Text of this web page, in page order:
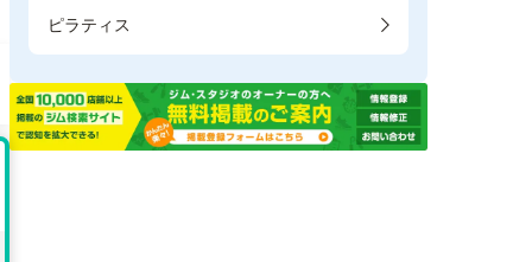
ピラティス